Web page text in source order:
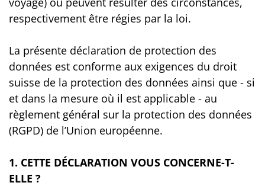
respectivement être régies par la loi.
La présente déclaration de protection des
données est conforme aux exigences du droit
suisse de la protection des données ainsi que - si
et dans la mesure où il est applicable - au
règlement général sur la protection des données
(RGPD) de l’Union européenne.
1. CETTE DÉCLARATION VOUS CONCERNE-T-
ELLE ?